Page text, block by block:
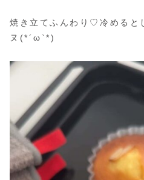
焼き立てふんわり♡冷めると
ヌ(*´ω`*)